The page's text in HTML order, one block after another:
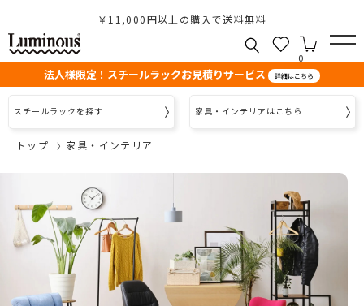
￥11,000円以上の購入で送料無料
0
法人様限定！スチールラックお見積りサービス 詳細はこちら
スチールラックを探す 家具・インテリアはこちら
トップ 家具・インテリア